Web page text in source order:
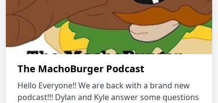
The MachoBurger Podcast
Hello Everyone!! We are back with a brand new
podcast!!! Dylan and Kyle answer some questions